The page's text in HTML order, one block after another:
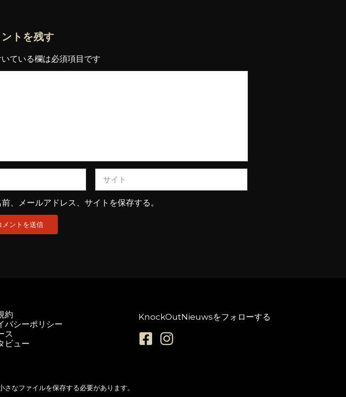
トを残す
ている欄は必須項目です
、メールアドレス、サイトを保存する。
約
バシーポリシー
ス
ビュー
KnockOutNieuwsをフォローする
なファイルを保存する必要があります。